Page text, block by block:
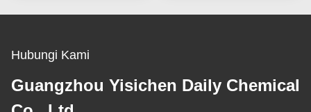
Hubungi Kami
Guangzhou Yisichen Daily Chemical